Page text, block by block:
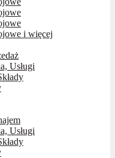
i więcej
Usługi
Usługi